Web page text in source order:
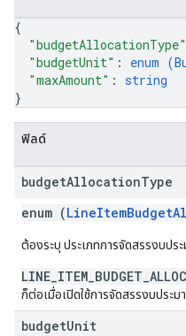
{
"budgetAllocationType"
"budgetUnit" : enum (
"maxAmount" : string
}
ฟิลด์
budgetAllocationType
enum (
ต้องระบุ ประเภทการจัดสรรงบปร
ก็ต่อเมื่อเปิดใช้การจัดสรรงบประ
budgetUnit